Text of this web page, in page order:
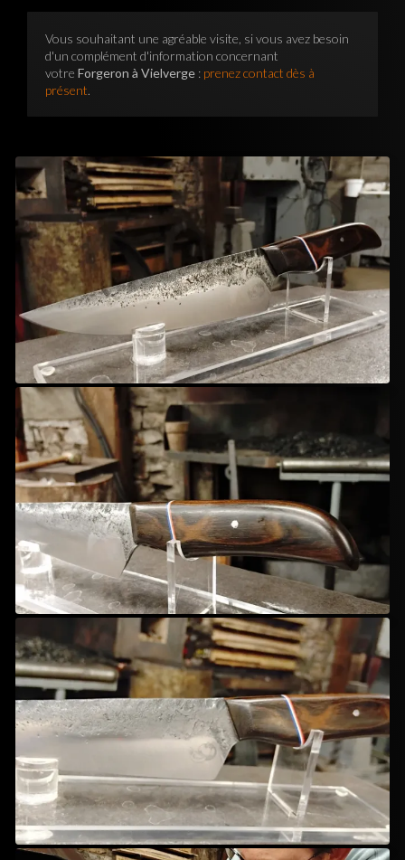
Vous souhaitant une agréable visite, si vous avez besoin
d'un complément d'information concernant
votre Forgeron à Vielverge : prenez contact dès à
présent.